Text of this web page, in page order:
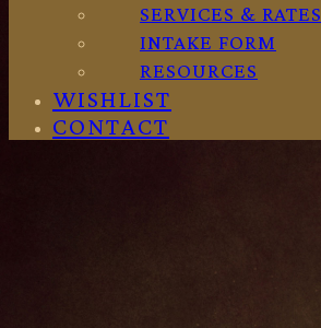
SERVICES & RATES
INTAKE FORM
RESOURCES
WISHLIST
CONTACT